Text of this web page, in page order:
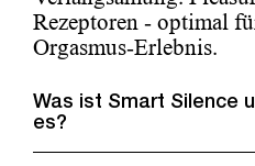
Rezeptoren - optimal
Orgasmus-Erlebnis.
Was ist Smart Silence
es?